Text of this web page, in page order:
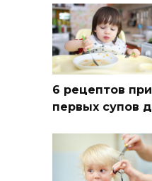
6 рецептов
первых супов